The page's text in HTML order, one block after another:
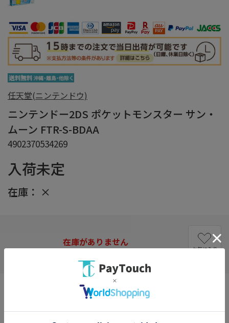
任天堂(ニンテンドウ)
ニンテンドー2DS ポケットモンスター サン・
ムーン FTR-S-BDAA
4902370534269
入荷未定
在庫： ×
在庫がありません
お気に入り
★ニンテンドーの月替わりキャンペーンについて★
「キャンペーンチケット(以下チケット)」が同梱されていない場合